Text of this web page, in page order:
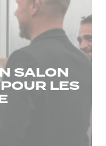
SALON
LES